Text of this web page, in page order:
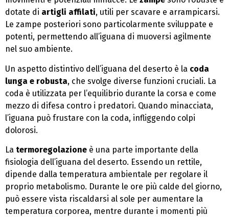
dotate di artigli affilati, utili per scavare e arrampicarsi.
Le zampe posteriori sono particolarmente sviluppate e
potenti, permettendo all’iguana di muoversi agilmente
nel suo ambiente.
Un aspetto distintivo dell’iguana del deserto è la coda
lunga e robusta, che svolge diverse funzioni cruciali. La
coda è utilizzata per l’equilibrio durante la corsa e come
mezzo di difesa contro i predatori. Quando minacciata,
l’iguana può frustare con la coda, infliggendo colpi
dolorosi.
La termoregolazione è una parte importante della
fisiologia dell’iguana del deserto. Essendo un rettile,
dipende dalla temperatura ambientale per regolare il
proprio metabolismo. Durante le ore più calde del giorno,
può essere vista riscaldarsi al sole per aumentare la
temperatura corporea, mentre durante i momenti più